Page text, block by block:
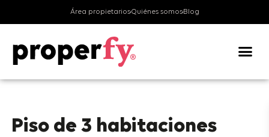
Área propietariosQuiénes somosBlog
Piso de 3 habitaciones